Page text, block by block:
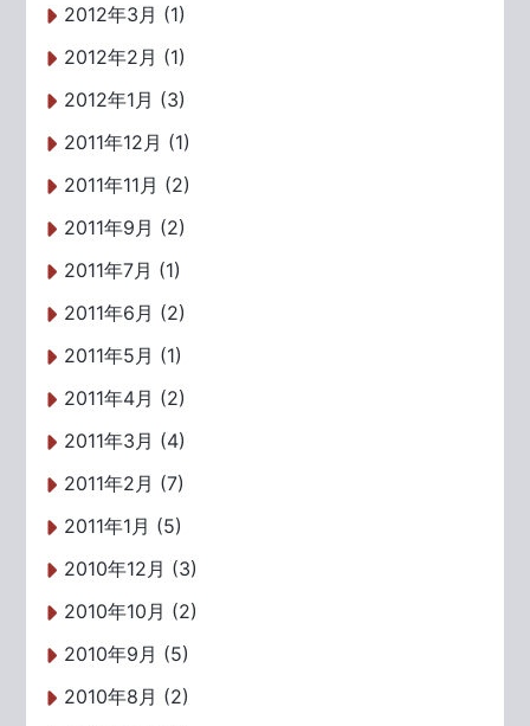
2012年3月 (1)
2012年2月 (1)
2012年1月 (3)
2011年12月 (1)
2011年11月 (2)
2011年9月 (2)
2011年7月 (1)
2011年6月 (2)
2011年5月 (1)
2011年4月 (2)
2011年3月 (4)
2011年2月 (7)
2011年1月 (5)
2010年12月 (3)
2010年10月 (2)
2010年9月 (5)
2010年8月 (2)